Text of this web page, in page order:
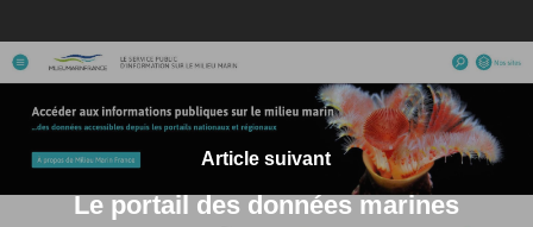
Article suivant
Le portail des données marines